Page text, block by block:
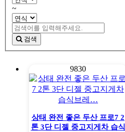
~
검색
9830
상태 완전 좋은 두산 프로7 2
톤 3단 디젤 중고지게차 습식